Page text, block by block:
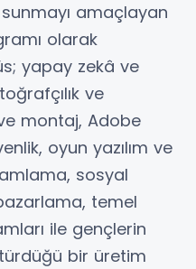
amaçlayan
olarak
yapay zekâ ve
ve
montaj, Adobe
oyun yazılım ve
sosyal
temel
ile gençlerin
bir üretim